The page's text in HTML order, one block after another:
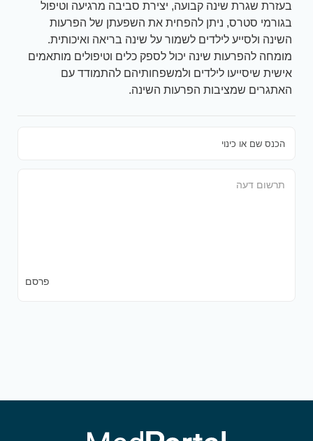
בעזרת שגרת שינה קבועה, יצירת סביבה מרגיעה וטיפול
בגורמי סטרס, ניתן להפחית את השפעתן של הפרעות
השינה ולסייע לילדים לשמור על שינה בריאה ואיכותית.
מומחה להפרעות שינה יכול לספק כלים וטיפולים מותאמים
אישית שיסייעו לילדים ולמשפחותיהם להתמודד עם
האתגרים שמציבות הפרעות השינה.
פרסם